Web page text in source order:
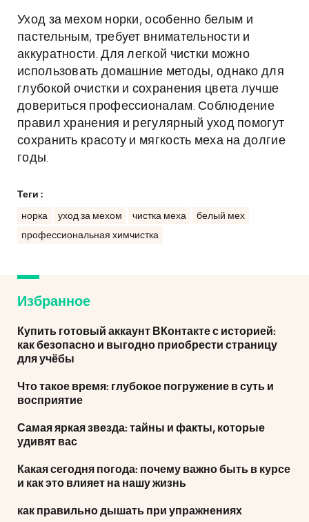
Уход за мехом норки, особенно белым и
пастельным, требует внимательности и
аккуратности. Для легкой чистки можно
использовать домашние методы, однако для
глубокой очистки и сохранения цвета лучше
довериться профессионалам. Соблюдение
правил хранения и регулярный уход помогут
сохранить красоту и мягкость меха на долгие
годы.
Теги :
норка уход за мехом чистка меха
белый мех
профессиональная химчистка
Избранное
Купить готовый аккаунт ВКонтакте с историей:
как безопасно и выгодно приобрести страницу
для учёбы
Что такое время: глубокое погружение в суть и
восприятие
Самая яркая звезда: тайны и факты, которые
удивят вас
Какая сегодня погода: почему важно быть в курсе
и как это влияет на нашу жизнь
как правильно дышать при упражнениях